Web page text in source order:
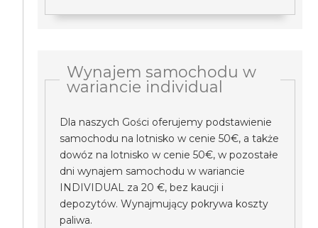
Wynajem samochodu w
wariancie individual
Dla naszych Gości oferujemy podstawienie
samochodu na lotnisko w cenie 50€, a także
dowóz na lotnisko w cenie 50€, w pozostałe
dni wynajem samochodu w wariancie
INDIVIDUAL za 20 €, bez kaucji i
depozytów. Wynajmujący pokrywa koszty
paliwa.